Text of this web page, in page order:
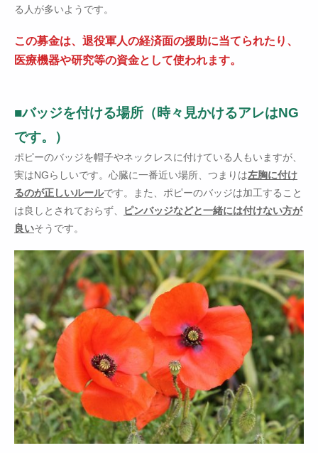
る人が多いようです。
この募金は、退役軍人の経済面の援助に当てられたり、
医療機器や研究等の資金として使われます。
■バッジを付ける場所（時々見かけるアレはNG
です。）
ポピーのバッジを帽子やネックレスに付けている人もいますが、
実はNGらしいです。心臓に一番近い場所、つまりは左胸に付け
るのが正しいルールです。また、ポピーのバッジは加工すること
は良しとされておらず、
ピンバッジなどと一緒には付けない方が
良いそうです。